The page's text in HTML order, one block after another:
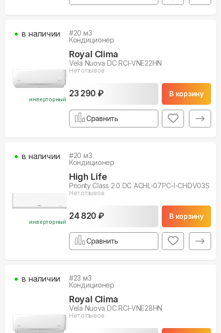
инверторный
#20 м3
Кондиционер
Royal Clima
Vela Nuova DC RCI-VNE22HN
Нет отзывов
23 290 ₽ В корзину
в наличии
Сравнить
инверторный
#20 м3
Кондиционер
High Life
Priority Class 2.0 DC ACHL-07PС-I-CHDV03S
Нет отзывов
24 820 ₽ В корзину
в наличии
Сравнить
#23 м3
Кондиционер
Royal Clima
Vela Nuova DC RCI-VNE28HN
Нет отзывов
в наличии